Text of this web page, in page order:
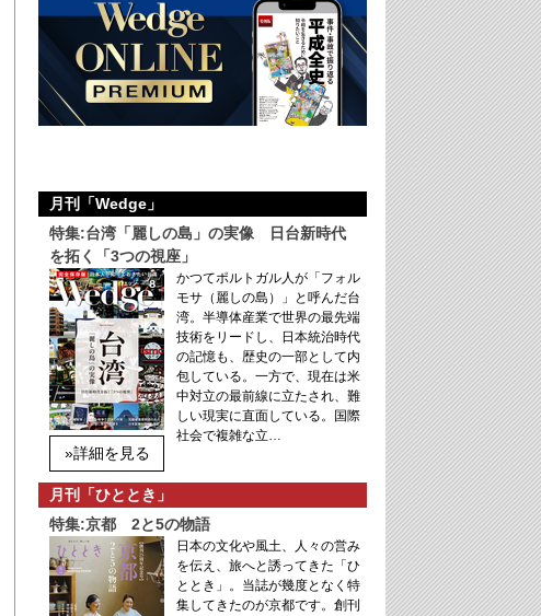
月刊「Wedge」
特集:台湾「麗しの島」の実像 日台新時代
を拓く「3つの視座」
»詳細を見る
かつてポルトガル人が「フォル
モサ（麗しの島）」と呼んだ台
湾。半導体産業で世界の最先端
技術をリードし、日本統治時代
の記憶も、歴史の一部として内
包している。一方で、現在は米
中対立の最前線に立たされ、難
しい現実に直面している。国際
社会で複雑な立…
月刊「ひととき」
特集:京都 2と5の物語
日本の文化や風土、人々の営み
を伝え、旅へと誘ってきた「ひ
ととき」。当誌が幾度となく特
集してきたのが京都です。創刊